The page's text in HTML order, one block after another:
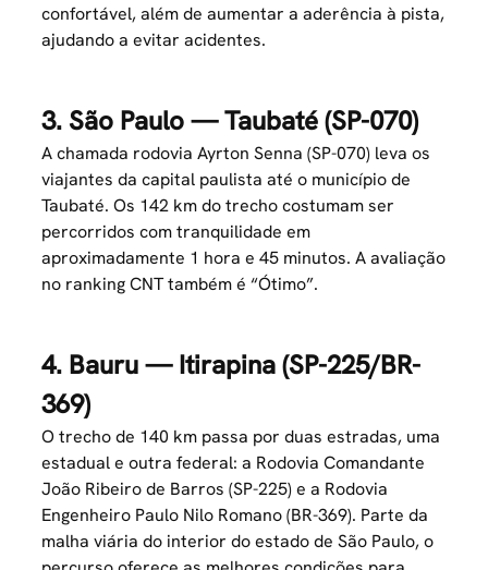
confortável, além de aumentar a aderência à pista,
ajudando a evitar acidentes.
3. São Paulo — Taubaté (SP-070)
A chamada rodovia Ayrton Senna (SP-070) leva os
viajantes da capital paulista até o município de
Taubaté. Os 142 km do trecho costumam ser
percorridos com tranquilidade em
aproximadamente 1 hora e 45 minutos. A avaliação
no ranking CNT também é “Ótimo”.
4. Bauru — Itirapina (SP-225/BR-
369)
O trecho de 140 km passa por duas estradas, uma
estadual e outra federal: a Rodovia Comandante
João Ribeiro de Barros (SP-225) e a Rodovia
Engenheiro Paulo Nilo Romano (BR-369). Parte da
malha viária do interior do estado de São Paulo, o